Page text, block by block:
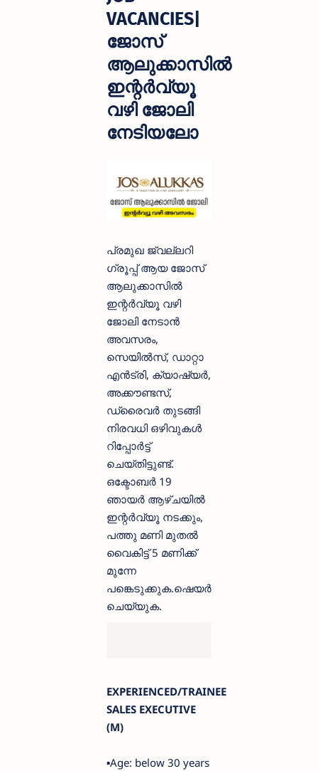
VACANCIES|
ജോസ്
ആലുക്കാസിൽ
ഇന്റർവ്യൂ
വഴി ജോലി
നേടിയലോ
പ്രമുഖ ജ്വല്ലറി
ഗ്രൂപ്പ്‌ ആയ ജോസ്
ആലുക്കാസിൽ
ഇന്റർവ്യൂ വഴി
ജോലി നേടാൻ
അവസരം,
സെയിൽസ്‌, ഡാറ്റാ
എൻട്രി, ക്യാഷ്യർ,
അക്കൗണ്ടസ്,
ഡ്രൈവർ തുടങ്ങി
നിരവധി ഒഴിവുകൾ
റിപ്പോർട്ട്
ചെയ്തിട്ടുണ്ട്.
ഒക്ടോബർ 19
ഞായർ ആഴ്ചയിൽ
ഇന്റർവ്യൂ നടക്കും,
പത്തു മണി മുതൽ
വൈകിട്ട് 5 മണിക്ക്
മുന്നേ
പങ്കെടുക്കുക.ഷെയർ
ചെയ്യുക.
EXPERIENCED/TRAINEE
SALES EXECUTIVE
(M)
▪️Age: below 30 years